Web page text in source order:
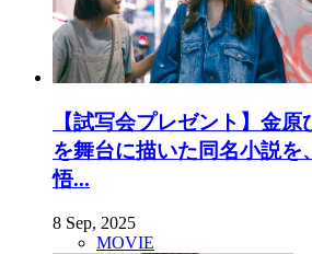
【試写会プレゼント】金
を舞台に描いた同名小説を
悟...
8 Sep, 2025
MOVIE